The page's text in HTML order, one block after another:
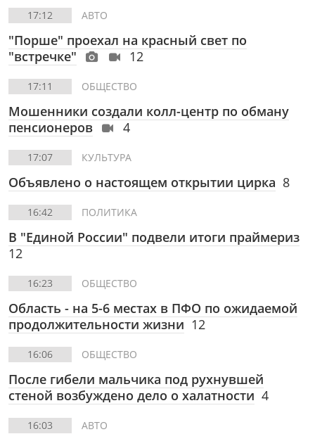
17:12 АВТО
"Порше" проехал на красный свет по
"встречке"
12
17:11 ОБЩЕСТВО
Мошенники создали колл-центр по обману
пенсионеров
4
17:07 КУЛЬТУРА
Объявлено о настоящем открытии цирка 8
16:42 ПОЛИТИКА
В "Единой России" подвели итоги праймериз
12
16:23 ОБЩЕСТВО
Область - на 5-6 местах в ПФО по ожидаемой
продолжительности жизни 12
16:06 ОБЩЕСТВО
После гибели мальчика под рухнувшей
стеной возбуждено дело о халатности 4
16:03 АВТО